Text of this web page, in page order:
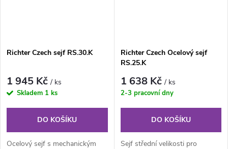
Richter Czech sejf RS.30.K
1 945 Kč/ ks
Skladem 1 ks
DO KOŠÍKU
Ocelový sejf s mechanickým
Richter Czech Ocelový sejf
RS.25.K
1 638 Kč/ ks
2-3 pracovní dny
DO KOŠÍKU
Sejf střední velikosti pro